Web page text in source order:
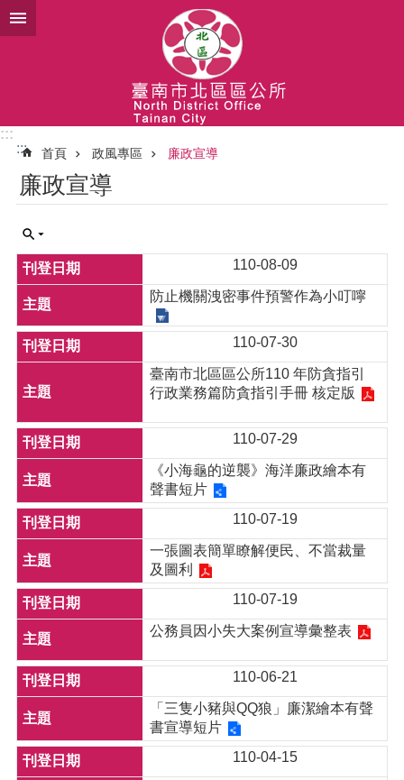
跳到主要內容區塊
:::
:::
首頁 政風專區 廉政宣導
廉政宣導
110-08-09
防止機關洩密事件預警作為小叮嚀
110-07-30
臺南市北區區公所110 年防貪指引
行政業務篇防貪指引手冊 核定版
110-07-29
《小海龜的逆襲》海洋廉政繪本有
聲書短片
110-07-19
一張圖表簡單瞭解便民、不當裁量
及圖利
110-07-19
公務員因小失大案例宣導彙整表
110-06-21
「三隻小豬與QQ狼」廉潔繪本有聲
書宣導短片
110-04-15